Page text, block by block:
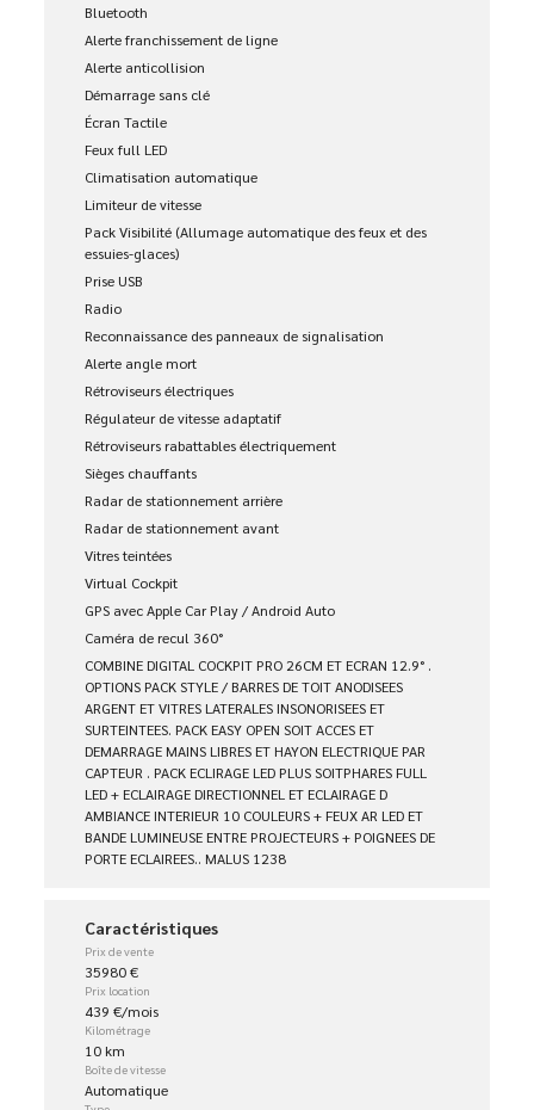
Bluetooth
Alerte franchissement de ligne
Alerte anticollision
Démarrage sans clé
Écran Tactile
Feux full LED
Climatisation automatique
Limiteur de vitesse
Pack Visibilité (Allumage automatique des feux et des
essuies-glaces)
Prise USB
Radio
Reconnaissance des panneaux de signalisation
Alerte angle mort
Rétroviseurs électriques
Régulateur de vitesse adaptatif
Rétroviseurs rabattables électriquement
Sièges chauffants
Radar de stationnement arrière
Radar de stationnement avant
Vitres teintées
Virtual Cockpit
GPS avec Apple Car Play / Android Auto
Caméra de recul 360°
COMBINE DIGITAL COCKPIT PRO 26CM ET ECRAN 12.9° .
OPTIONS PACK STYLE / BARRES DE TOIT ANODISEES
ARGENT ET VITRES LATERALES INSONORISEES ET
SURTEINTEES. PACK EASY OPEN SOIT ACCES ET
DEMARRAGE MAINS LIBRES ET HAYON ELECTRIQUE PAR
CAPTEUR . PACK ECLIRAGE LED PLUS SOITPHARES FULL
LED + ECLAIRAGE DIRECTIONNEL ET ECLAIRAGE D
AMBIANCE INTERIEUR 10 COULEURS + FEUX AR LED ET
BANDE LUMINEUSE ENTRE PROJECTEURS + POIGNEES DE
PORTE ECLAIREES.. MALUS 1238
Caractéristiques
Prix de vente
35980 €
Prix location
439 €/mois
Kilométrage
10 km
Boîte de vitesse
Automatique